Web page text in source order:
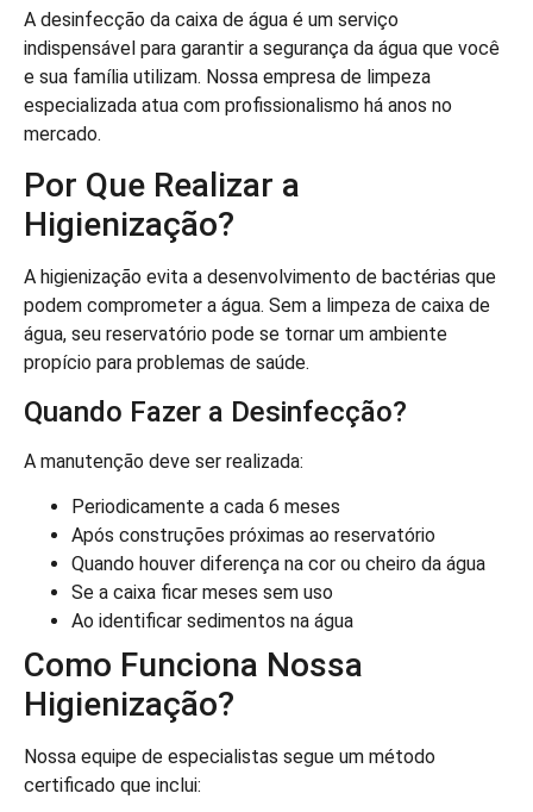
A desinfecção da caixa de água é um serviço
indispensável para garantir a segurança da água que você
e sua família utilizam. Nossa empresa de limpeza
especializada atua com profissionalismo há anos no
mercado.
Por Que Realizar a
Higienização?
A higienização evita a desenvolvimento de bactérias que
podem comprometer a água. Sem a limpeza de caixa de
água, seu reservatório pode se tornar um ambiente
propício para problemas de saúde.
Quando Fazer a Desinfecção?
A manutenção deve ser realizada:
Periodicamente a cada 6 meses
Após construções próximas ao reservatório
Quando houver diferença na cor ou cheiro da água
Se a caixa ficar meses sem uso
Ao identificar sedimentos na água
Como Funciona Nossa
Higienização?
Nossa equipe de especialistas segue um método
certificado que inclui: